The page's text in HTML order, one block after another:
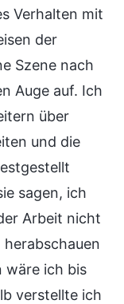
Verhalten mit
der
Szene nach
Auge auf. Ich
über
und die
sagen, ich
Arbeit nicht
wäre ich bis
verstellte ich